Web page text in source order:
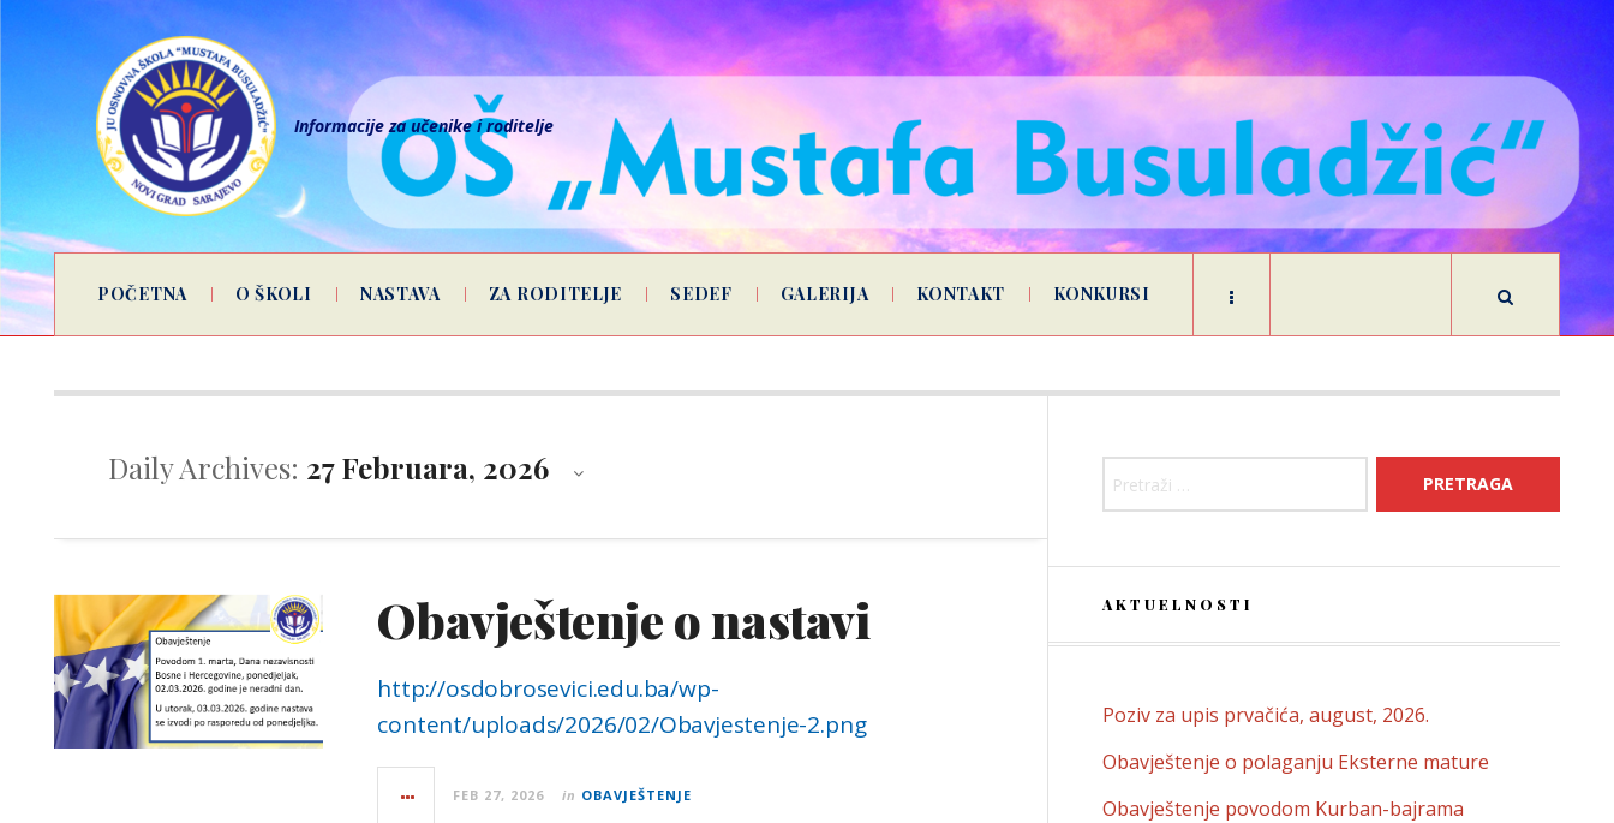
Informacije za učenike i roditelje
POČETNA O ŠKOLI NASTAVA ZA RODITELJE SEDEF GALERIJA KONTAKT KONKURSI
Daily Archives: 27 Februara, 2026
Obavještenje o nastavi
http://osdobrosevici.edu.ba/wp-
content/uploads/2026/02/Obavjestenje-2.png
FEB 27, 2026 in OBAVJEŠTENJE
AKTUELNOSTI
Poziv za upis prvačića, august, 2026.
Obavještenje o polaganju Eksterne mature
Obavještenje povodom Kurban-bajrama